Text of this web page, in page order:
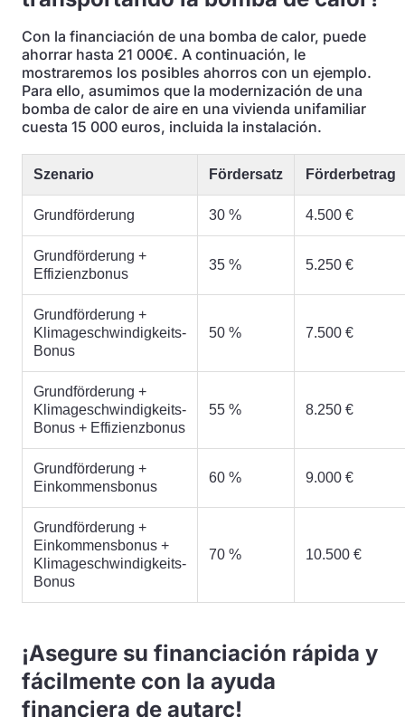
Con la financiación de una bomba de calor, puede
ahorrar hasta 21 000€. A continuación, le
mostraremos los posibles ahorros con un ejemplo.
Para ello, asumimos que la modernización de una
bomba de calor de aire en una vivienda unifamiliar
cuesta 15 000 euros, incluida la instalación.
Szenario Fördersatz Förderbetrag
Grundförderung 30 % 4.500 €
Grundförderung +
Effizienzbonus
35 % 5.250 €
Grundförderung +
Klimageschwindigkeits-
Bonus
50 % 7.500 €
Grundförderung +
Klimageschwindigkeits-
Bonus + Effizienzbonus
55 % 8.250 €
Grundförderung +
Einkommensbonus
60 % 9.000 €
Grundförderung +
Einkommensbonus +
Klimageschwindigkeits-
Bonus
70 % 10.500 €
¡Asegure su financiación rápida y
fácilmente con la ayuda
financiera de autarc!